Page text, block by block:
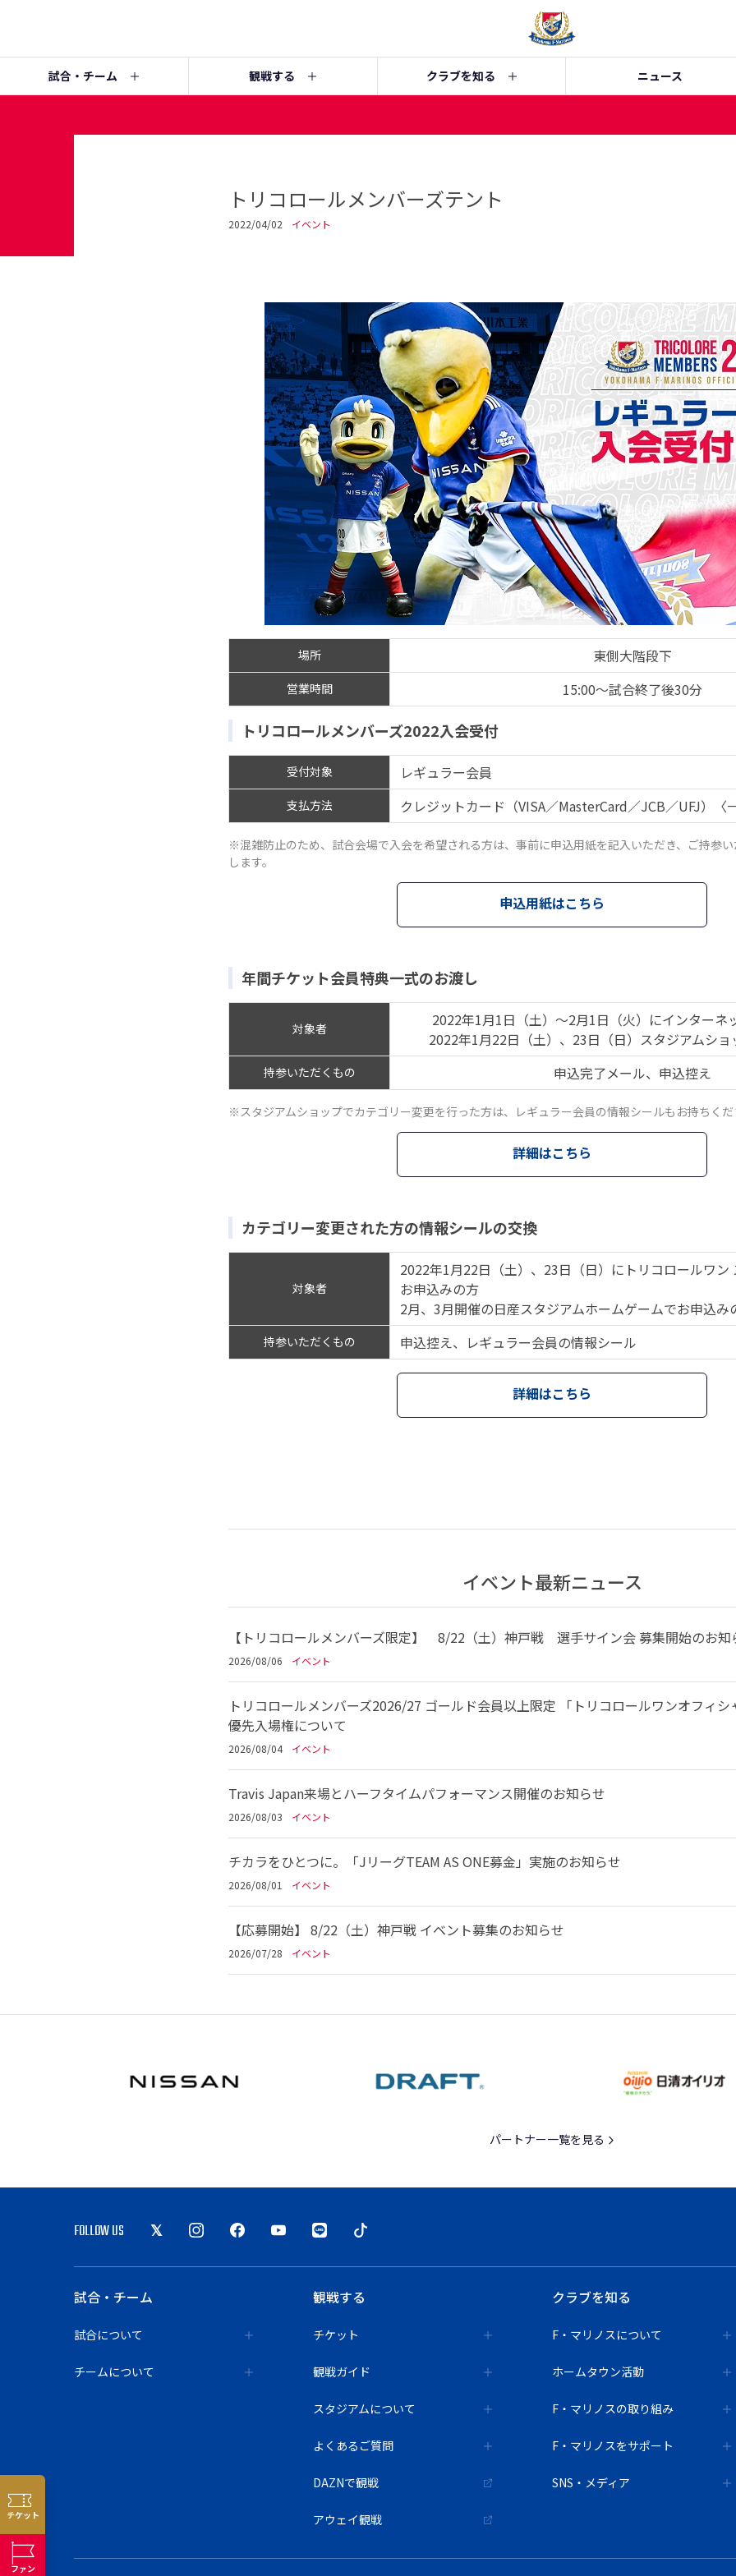
チケット
ファン
試合・チーム 観戦する クラブを知る ニュース
トリコロールメンバーズテント
2022/04/02 イベント
場所 東側大階段下
営業時間 15:00～試合終了後30分
トリコロールメンバーズ2022入会受付
受付対象 レギュラー会員
支払方法 クレジットカード（VISA／MasterCard／JCB／UFJ）〈
※混雑防止のため、試合会場で入会を希望される方は、事前に申込用紙を記入いただき、ご持参
します。
申込用紙はこちら
年間チケット会員特典一式のお渡し
対象者
2022年1月1日（土）～2月1日（火）にインターネ
2022年1月22日（土）、23日（日）スタジアムシ
持参いただくもの 申込完了メール、申込控え
※スタジアムショップでカテゴリー変更を行った方は、レギュラー会員の情報シールもお持ちくだ
詳細はこちら
カテゴリー変更された方の情報シールの交換
対象者
2022年1月22日（土）、23日（日）にトリコロールワン
お申込みの方
2月、3月開催の日産スタジアムホームゲームでお申込み
持参いただくもの 申込控え、レギュラー会員の情報シール
詳細はこちら
イベント最新ニュース
【トリコロールメンバーズ限定】 8/22（土）神戸戦 選手サイン会 募集開始のお知
2026/08/06 イベント
トリコロールメンバーズ2026/27 ゴールド会員以上限定 「トリコロールワンオフィシ
優先入場権について
2026/08/04 イベント
Travis Japan来場とハーフタイムパフォーマンス開催のお知らせ
2026/08/03 イベント
チカラをひとつに。「JリーグTEAM AS ONE募金」実施のお知らせ
2026/08/01 イベント
【応募開始】 8/22（土）神戸戦 イベント募集のお知らせ
2026/07/28 イベント
パートナー一覧を見る
FOLLOW US
試合・チーム
試合について
チームについて
観戦する
チケット
観戦ガイド
スタジアムについて
よくあるご質問
DAZNで観戦
アウェイ観戦
クラブを知る
F・マリノスについて
ホームタウン活動
F・マリノスの取り組み
F・マリノスをサポート
SNS・メディア